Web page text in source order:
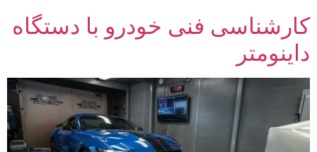
کارشناسی فنی خودرو با دستگاه
داینومتر